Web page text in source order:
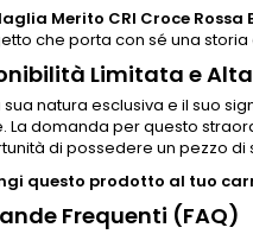
Merito CRI Croce Rossa
che porta con sé una
Limitata e
sua natura esclusiva e il suo
La domanda per questo
di possedere un pezzo
questo prodotto al tuo
Frequenti (FAQ)